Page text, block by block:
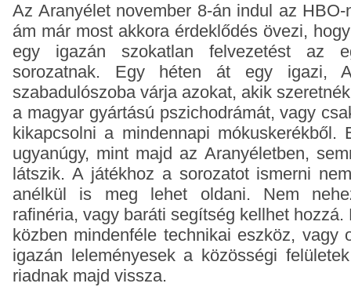
Az Aranyélet november 8-án indul az
ám már most akkora érdeklődés övezi,
egy igazán szokatlan felvezetést az
sorozatnak. Egy héten át egy igazi,
szabadulószoba várja azokat, akik
a magyar gyártású pszichodrámát, vagy
kikapcsolni a mindennapi mókuskerékből.
ugyanúgy, mint majd az Aranyéletben,
látszik. A játékhoz a sorozatot ismerni
anélkül is meg lehet oldani. Nem
rafinéria, vagy baráti segítség kellhet
közben mindenféle technikai eszköz, vagy
igazán leleményesek a közösségi
riadnak majd vissza.